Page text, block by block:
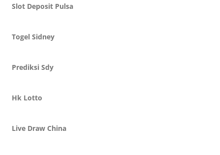
Slot Deposit Pulsa
Togel Sidney
Prediksi Sdy
Hk Lotto
Live Draw China